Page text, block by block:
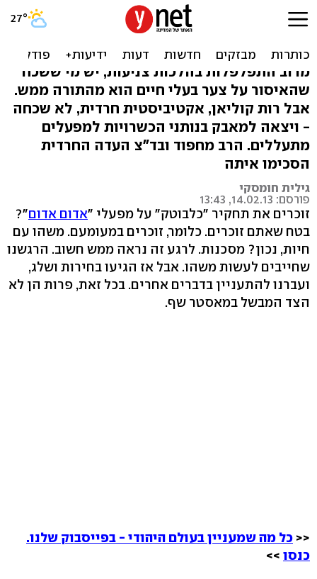
פרה פרה: רות ומאבקה על
השחיטה הכשרה
מרוב התפלפלות בהלכות צניעות, יש מי ששכח
שהאיסור על צער בעלי חיים הוא מהתורה ממש.
אבל רות קוליאן, אקטיביסטית חרדית, לא שכחה
- ויצאה למאבק בנותני הכשרויות למפעלים
מתעללים. הרב מחפוד ובד"צ העדה החרדית
הסכימו איתה
גילית חומסקי
פורסם: 14.02.13, 13:43
זוכרים את תחקיר "כלבוטק" על מפעלי "אדום אדום"?
בטח שאתם זוכרים. כלומר, זוכרים במעומעם. משהו עם
חיות, נכון? מסכנות. לרגע זה נראה ממש חשוב. הרגשנו
שחייבים לעשות משהו. אבל אז הגיעו בחירות ושלג,
ועברנו להתעניין בדברים אחרים. בכל זאת, פרות הן לא
הצד המבשל במאסטר שף.
<< כל מה שמעניין בעולם היהודי - בפייסבוק שלנו.
כנסו >>